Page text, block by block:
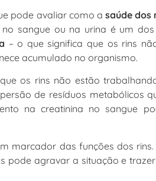
pode avaliar como a saúde dos
sangue ou na urina é um
– o que significa que os rins
acumulado no organismo.
os rins não estão
de resíduos metabólicos
na creatinina no sangue
marcador das funções dos
pode agravar a situação e